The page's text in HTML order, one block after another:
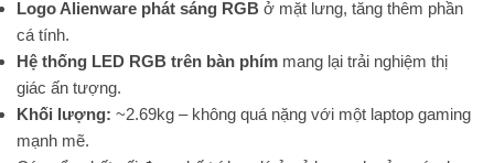
Logo Alienware phát sáng RGB ở mặt lưng, tăng thêm phần
cá tính.
Hệ thống LED RGB trên bàn phím mang lại trải nghiệm thị
giác ấn tượng.
Khối lượng: ~2.69kg – không quá nặng với một laptop gaming
mạnh mẽ.